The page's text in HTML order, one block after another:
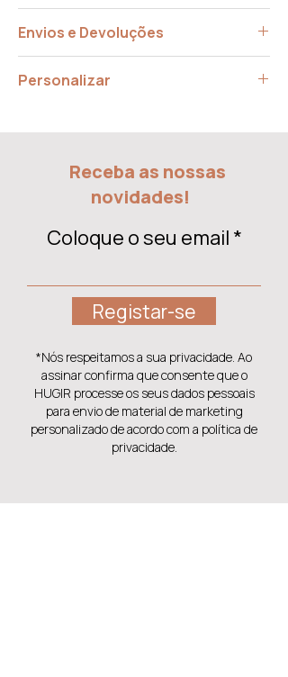
Envios e Devoluções
14 dias.
Personalizar
ser possivel realizá-la!Contactos
Receba as nossas
novidades!
Coloque o seu email
Registar-se
*Nós respeitamos a sua privacidade. Ao
assinar confirma que consente que o
HUGIR processe os seus dados pessoais
para envio de material de marketing
personalizado de acordo com a política de
privacidade.